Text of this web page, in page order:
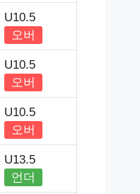
U10.5
오버
U10.5
오버
U10.5
오버
U13.5
언더